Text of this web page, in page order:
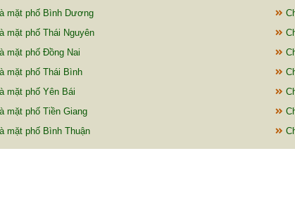
mặt phố Bình Dương
mặt phố Thái Nguyên
mặt phố Đồng Nai
mặt phố Thái Bình
mặt phố Yên Bái
mặt phố Tiền Giang
mặt phố Bình Thuận